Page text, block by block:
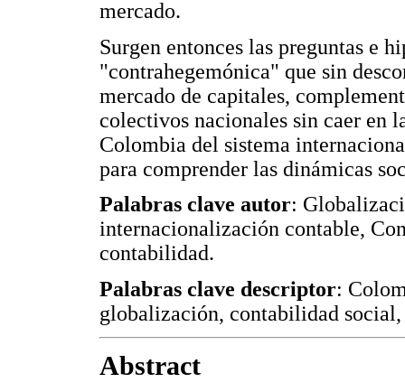
mercado.
Surgen entonces las preguntas e
"contrahegemónica" que sin
mercado de capitales,
colectivos nacionales sin caer en
Colombia del sistema
para comprender las dinámicas
Palabras clave autor:
internacionalización contable,
contabilidad.
Palabras clave descriptor:
globalización, contabilidad
Abstract